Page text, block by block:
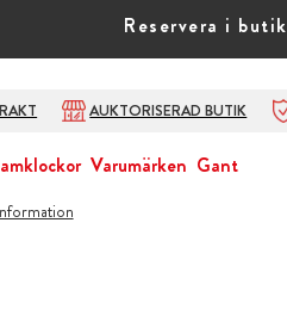
Reservera i butik
AUKTORISERAD BUTIK
Varumärken Gant